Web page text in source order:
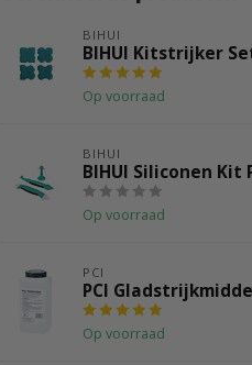
BIHUI
BIHUI Kitstrijker
Op voorraad
BIHUI
BIHUI Siliconen Kit
Op voorraad
PCI
PCI
Op voorraad